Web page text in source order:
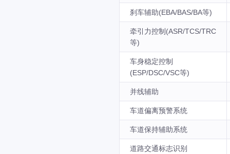
刹车辅助(EBA/BAS/BA等)
牵引力控制(ASR/TCS/TRC
等)
车身稳定控制
(ESP/DSC/VSC等)
并线辅助
车道偏离预警系统
车道保持辅助系统
道路交通标志识别